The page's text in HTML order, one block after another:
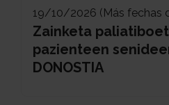
19/10/2026 (Más fechas
Zainketa
pazienteen
DONOSTIA